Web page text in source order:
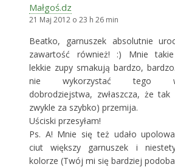
Małgoś.dz
21 Maj 2012 o 23 h 26 min
Beatko, garnuszek absolutnie
zawartość również! :) Mnie
lekkie zupy smakują bardzo,
nie wykorzystać tego
dobrodziejstwa, zwłaszcza, że
zwykle za szybko) przemija.
Uściski przesyłam!
Ps. A! Mnie się też udało
ciut większy garnuszek i
kolorze (Twój mi się bardziej